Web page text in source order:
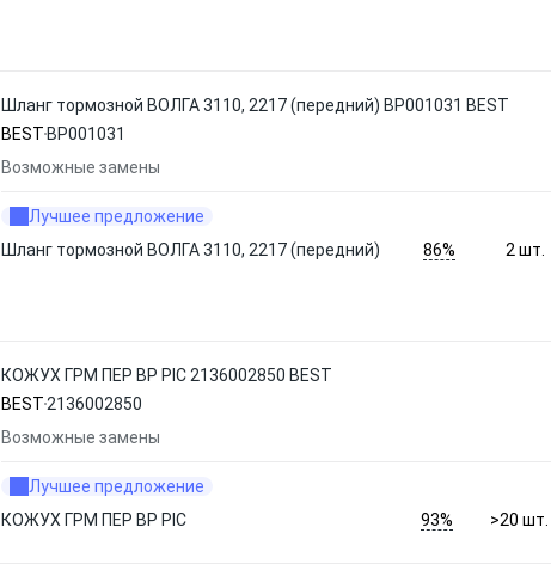
Шланг тормозной ВОЛГА 3110, 2217 (передний) BP001031 BEST
BEST BP001031
Возможные замены
Лучшее предложение
Шланг тормозной ВОЛГА 3110, 2217 (передний)
86% 2 шт.
КОЖУХ ГРМ ПЕР ВР PIC 2136002850 BEST
BEST 2136002850
Возможные замены
Лучшее предложение
КОЖУХ ГРМ ПЕР ВР PIC
93% >20шт.